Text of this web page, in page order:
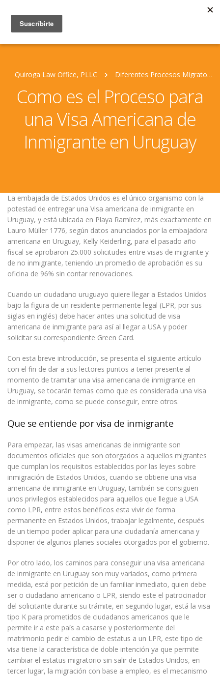
Quiroga Law Office, PLLC Diferentes Procesos Migratorios Para Cada País
Como es el Proceso para
una Visa Americana de
Inmigrante en Uruguay
La embajada de Estados Unidos es el único organismo con la
potestad de entregar una Visa americana de inmigrante en
Uruguay, y está ubicada en Playa Ramírez, más exactamente en
Lauro Müller 1776, según datos anunciados por la embajadora
americana en Uruguay, Kelly Keiderling, para el pasado año
fiscal se aprobaron 25.000 solicitudes entre visas de migrante y
de no inmigrante, teniendo un promedio de aprobación es su
oficina de 96% sin contar renovaciones.
Cuando un ciudadano uruguayo quiere llegar a Estados Unidos
bajo la figura de un residente permanente legal (LPR, por sus
siglas en inglés) debe hacer antes una solicitud de visa
americana de inmigrante para así al llegar a USA y poder
solicitar su correspondiente Green Card.
Con esta breve introducción, se presenta el siguiente artículo
con el fin de dar a sus lectores puntos a tener presente al
momento de tramitar una visa americana de inmigrante en
Uruguay, se tocarán temas como que es considerada una visa
de inmigrante, como se puede conseguir, entre otros.
Que se entiende por visa de inmigrante
Para empezar, las visas americanas de inmigrante son
documentos oficiales que son otorgados a aquellos migrantes
que cumplan los requisitos establecidos por las leyes sobre
inmigración de Estados Unidos, cuando se obtiene una visa
americana de inmigrante en Uruguay, también se consiguen
unos privilegios establecidos para aquellos que llegue a USA
como LPR, entre estos benéficos esta vivir de forma
permanente en Estados Unidos, trabajar legalmente, después
de un tiempo poder aplicar para una ciudadanía americana y
disponer de algunos planes sociales otorgados por el gobierno.
Por otro lado, los caminos para conseguir una visa americana
de inmigrante en Uruguay son muy variados, como primera
medida, está por petición de un familiar inmediato, quien debe
ser o ciudadano americano o LPR, siendo este el patrocinador
del solicitante durante su trámite, en segundo lugar, está la visa
tipo K para prometidos de ciudadanos americanos que le
permite ir a este país a casarse y posteriormente del
matrimonio pedir el cambio de estatus a un LPR, este tipo de
visa tiene la característica de doble intención ya que permite
cambiar el estatus migratorio sin salir de Estados Unidos, en
tercer lugar, la migración con base a empleo, es el mecanismo